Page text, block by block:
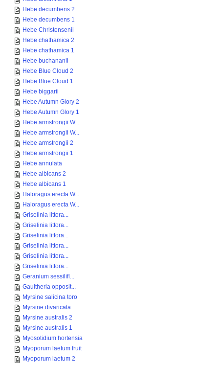
Hebe decumbens 2
Hebe decumbens 1
Hebe Christensenii
Hebe chathamica 2
Hebe chathamica 1
Hebe buchananii
Hebe Blue Cloud 2
Hebe Blue Cloud 1
Hebe biggarii
Hebe Autumn Glory 2
Hebe Autumn Glory 1
Hebe armstrongii W...
Hebe armstrongii W...
Hebe armstrongii 2
Hebe armstrongii 1
Hebe annulata
Hebe albicans 2
Hebe albicans 1
Haloragus erecta W...
Haloragus erecta W...
Griselinia littora...
Griselinia littora...
Griselinia littora...
Griselinia littora...
Griselinia littora...
Griselinia littora...
Geranium sessilifl...
Gaultheria opposit...
Myrsine salicina toro
Myrsine divaricata
Myrsine australis 2
Myrsine australis 1
Myosotidium hortensia
Myoporum laetum fruit
Myoporum laetum 2